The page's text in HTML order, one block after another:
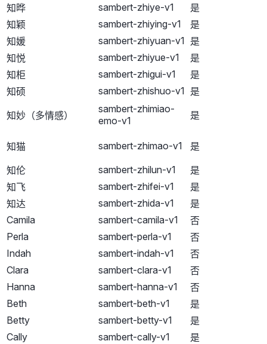
知晔
sambert-zhiye-v1
是
知颖
sambert-zhiying-v1
是
知媛
sambert-zhiyuan-v1 是
知悦
sambert-zhiyue-v1
是
知柜
sambert-zhigui-v1
是
知硕
sambert-zhishuo-v1 是
知妙（多情感）
sambert-zhimiao-
emo-v1
是
知猫 sambert-zhimao-v1
是
知伦
sambert-zhilun-v1
是
知飞
sambert-zhifei-v1
是
知达
sambert-zhida-v1
是
Camila
sambert-camila-v1
否
Perla
sambert-perla-v1
否
Indah
sambert-indah-v1
否
Clara
sambert-clara-v1
否
Hanna
sambert-hanna-v1
否
Beth
sambert-beth-v1
是
Betty
sambert-betty-v1
是
Cally
sambert-cally-v1
是